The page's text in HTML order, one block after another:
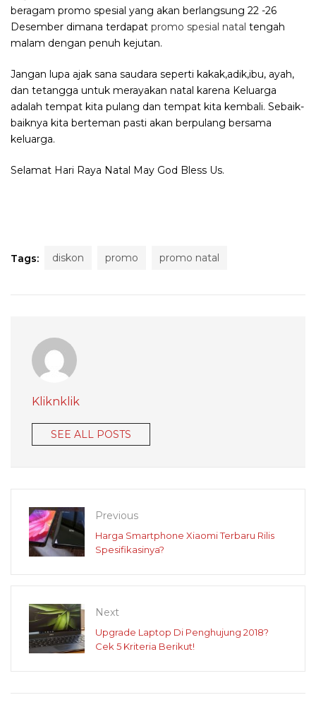
beragam promo spesial yang akan berlangsung 22 -26
Desember dimana terdapat promo spesial natal tengah
malam dengan penuh kejutan.
Jangan lupa ajak sana saudara seperti kakak,adik,ibu, ayah,
dan tetangga untuk merayakan natal karena Keluarga
adalah tempat kita pulang dan tempat kita kembali. Sebaik-
baiknya kita berteman pasti akan berpulang bersama
keluarga.
Selamat Hari Raya Natal May God Bless Us.
Tags: diskon promo promo natal
Kliknklik
SEE ALL POSTS
Previous
Harga Smartphone Xiaomi Terbaru Rilis
Spesifikasinya?
Next
Upgrade Laptop Di Penghujung 2018?
Cek 5 Kriteria Berikut!